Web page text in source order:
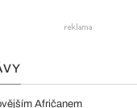
Afričanem